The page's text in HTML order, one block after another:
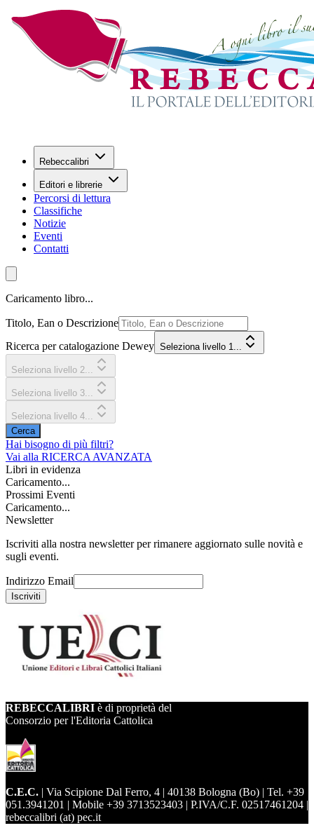
Rebeccalibri
Editori e librerie
Percorsi di lettura
Classifiche
Notizie
Eventi
Contatti
Caricamento libro...
Titolo, Ean o Descrizione
Ricerca per catalogazione Dewey Seleziona livello 1...
Seleziona livello 2...
Seleziona livello 3...
Seleziona livello 4...
Cerca
Hai bisogno di più filtri?
Vai alla RICERCA AVANZATA
Libri in evidenza
Caricamento...
Prossimi Eventi
Caricamento...
Newsletter
Iscriviti alla nostra newsletter per rimanere aggiornato sulle novità e
sugli eventi.
Indirizzo Email
Iscriviti
REBECCALIBRI è di proprietà del
Consorzio per l'Editoria Cattolica
C.E.C. | Via Scipione Dal Ferro, 4 | 40138 Bologna (Bo) | Tel. +39
051.3941201 | Mobile +39 3713523403 | P.IVA/C.F. 02517461204 |
rebeccalibri (at) pec.it